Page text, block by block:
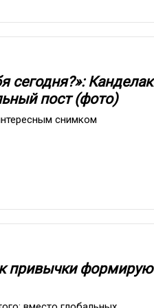
сегодня?»:
пост (фото)
снимком
привычки